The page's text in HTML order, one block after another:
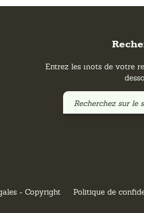
Entrez les mots de votre
Recherchez
sur
- Copyright Politique de